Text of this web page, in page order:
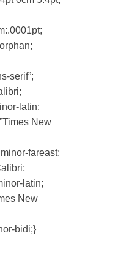
serif”;
latin;
New
fareast;
latin;
New
bidi;}